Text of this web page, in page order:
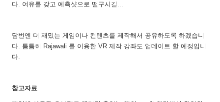
다. 여유를 갖고 예측샷으로 떨구시길...
담번엔 더 재밌는 게임이나 컨텐츠를 제작해서 공유하도록 하겠습니
다. 틈틈히 Rajawali 를 이용한 VR 제작 강좌도 업데이트 할 예정입니
다.
참고자료